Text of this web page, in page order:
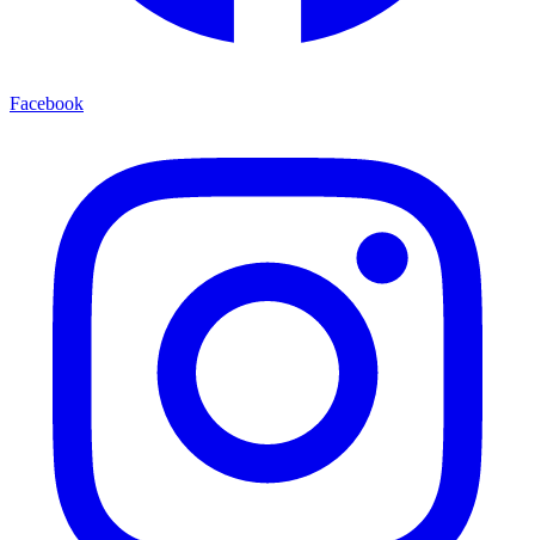
Facebook